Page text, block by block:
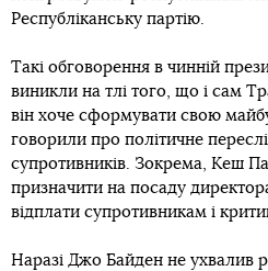
Республіканську партію.
Такі обговорення в чинній
виникли на тлі того, що і сам
він хоче сформувати свою
говорили про політичне
супротивників. Зокрема, Кеш
призначити на посаду
відплати супротивникам і
Наразі Джо Байден не ухвалив